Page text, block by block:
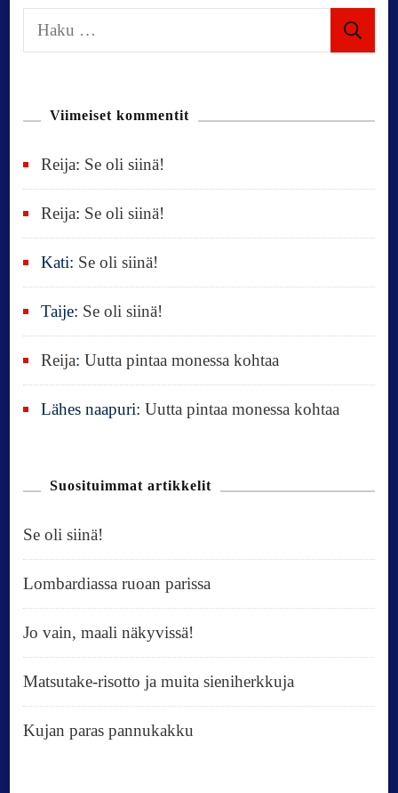
i
n
a
Viimeiset kommentit
Reija: Se oli siinä!
Reija: Se oli siinä!
Kati: Se oli siinä!
Taije: Se oli siinä!
Reija:Uutta pintaa monessa kohtaa
Lähes naapuri:Uutta pintaa monessa kohtaa
Suosituimmat artikkelit
Se oli siinä!
Lombardiassa ruoan parissa
Jo vain, maali näkyvissä!
Matsutake-risotto ja muita sieniherkkuja
Kujan paras pannukakku